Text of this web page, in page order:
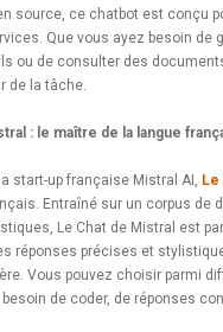
source, ce chatbot est conçu
Que vous ayez besoin de
ou de consulter des
de la tâche.
: le maître de la langue
start-up française Mistral AI, Le
Entraîné sur un corpus de
Le Chat de Mistral est
réponses précises et
Vous pouvez choisir parmi
de coder, de réponses